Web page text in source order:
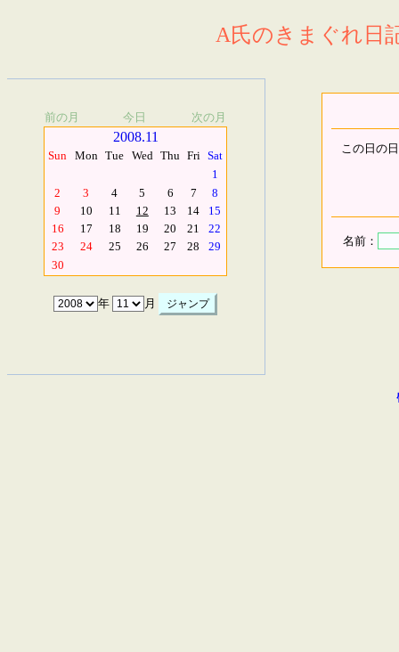
A氏のきまぐれ日
前の月 今日 次の月
2008.11
Sun Mon Tue Wed Thu Fri Sat
1
2
3 4 5 6 7
8
9
10 11 12 13 14
15
16
17 18 19 20 21
22
23
24 25 26 27 28
29
30
年 月
この日の
名前：